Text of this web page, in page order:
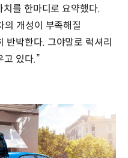
를 한마디로 요약했다.
의 개성이 부족해질
반박한다. 그야말로 럭셔리
고 있다.”